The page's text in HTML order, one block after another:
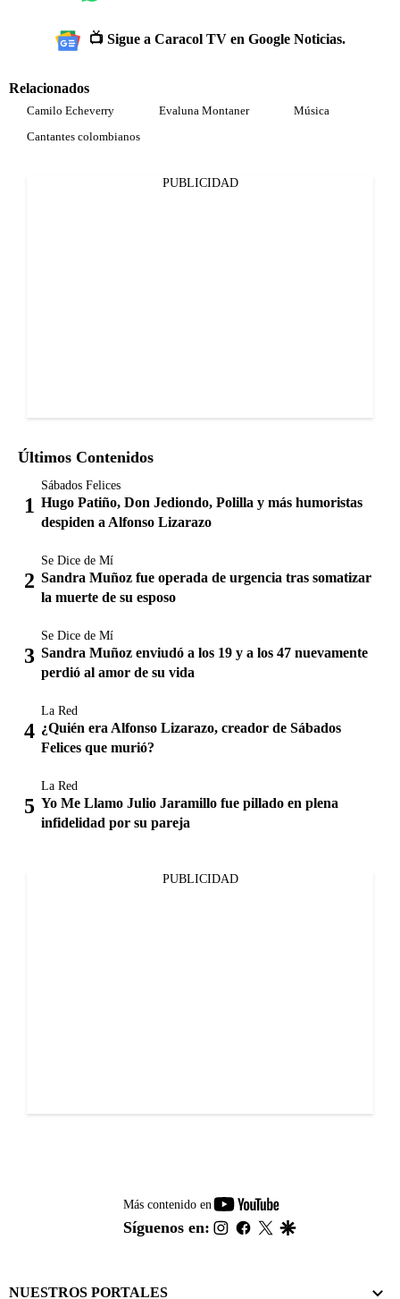
📺 Sigue a Caracol TV en Google Noticias.
Relacionados
Camilo Echeverry Evaluna Montaner
Música
Cantantes colombianos
PUBLICIDAD
Últimos Contenidos
Sábados Felices
Hugo Patiño, Don Jediondo, Polilla y más humoristas
despiden a Alfonso Lizarazo
Se Dice de Mí
Sandra Muñoz fue operada de urgencia tras somatizar
la muerte de su esposo
Se Dice de Mí
Sandra Muñoz enviudó a los 19 y a los 47 nuevamente
perdió al amor de su vida
La Red
¿Quién era Alfonso Lizarazo, creador de Sábados
Felices que murió?
La Red
Yo Me Llamo Julio Jaramillo fue pillado en plena
infidelidad por su pareja
PUBLICIDAD
Más contenido en
youtube-
footer
Síguenos en: instagram
facebook
twitter
NUESTROS PORTALES